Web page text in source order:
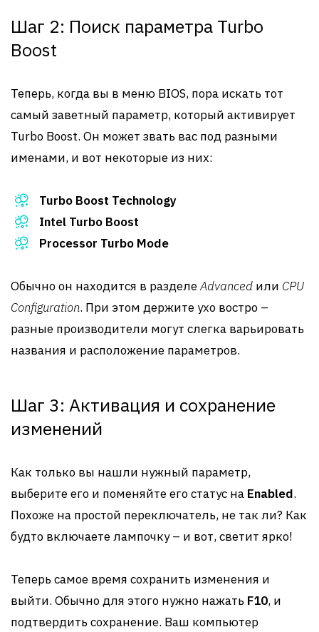
Шаг 2: Поиск параметра Turbo
Boost
Теперь, когда вы в меню BIOS, пора искать тот
самый заветный параметр, который активирует
Turbo Boost. Он может звать вас под разными
именами, и вот некоторые из них:
Turbo Boost Technology
Intel Turbo Boost
Processor Turbo Mode
Обычно он находится в разделеAdvanced или CPU
Configuration. При этом держите ухо востро –
разные производители могут слегка варьировать
названия и расположение параметров.
Шаг 3: Активация и сохранение
изменений
Как только вы нашли нужный параметр,
выберите его и поменяйте его статус на Enabled.
Похоже на простой переключатель, не так ли? Как
будто включаете лампочку – и вот, светит ярко!
Теперь самое время сохранить изменения и
выйти. Обычно для этого нужно нажать F10, и
подтвердить сохранение. Ваш компьютер